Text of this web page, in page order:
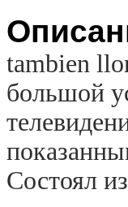
tambien
большой
Состоял